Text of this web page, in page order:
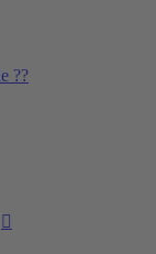
??